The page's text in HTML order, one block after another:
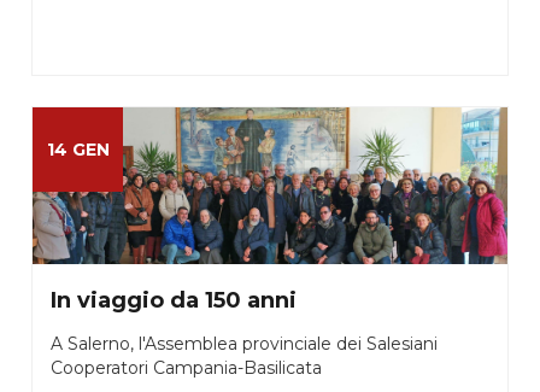
14 GEN
In viaggio da 150 anni
A Salerno, l'Assemblea provinciale dei Salesiani
Cooperatori Campania-Basilicata